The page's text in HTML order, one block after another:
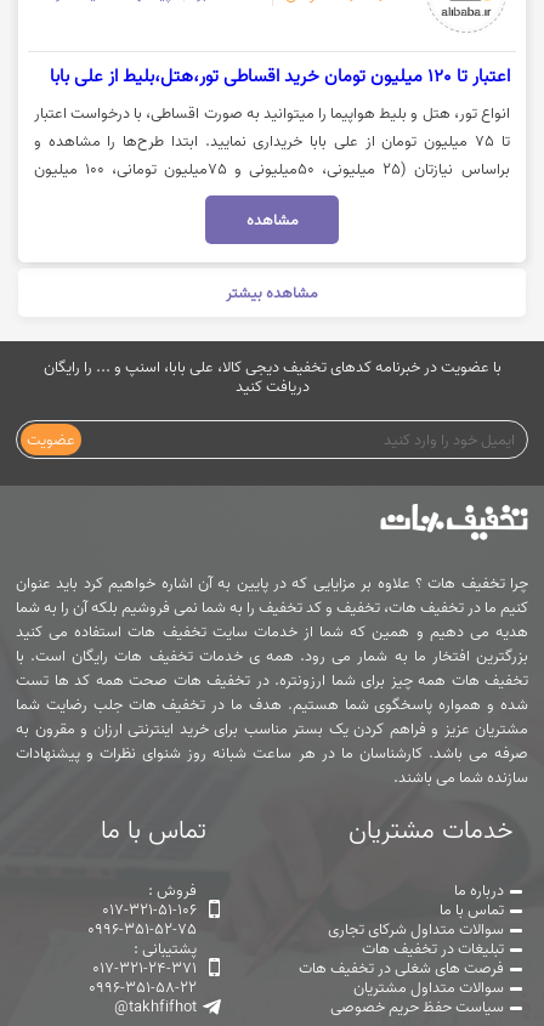
اعتبار تا 120 میلیون تومان خرید اقساطی تور،هتل،بلیط از علی بابا
انواع تور، هتل و بلیط هواپیما را میتوانید به صورت اقساطی، با درخواست اعتبار
تا 75 میلیون تومان از علی بابا خریداری نمایید. ابتدا طرح‌ها را مشاهده و
براساس نیازتان (25 میلیونی، 50میلیونی و 75میلیون تومانی، 100 میلیون
تومانی، 120 میلیون تومانی ) یکی از آنها را انتخاب کنید. اعتبارسنجی شما انجام
می‌شود و اعتبار بانکی حداکثر تا 3 روز بعد به حساب کاربری‌تان اضافه می‌شود.
صیادی بنفش این وام سفر را دریافت کنید. توجه داشته باشید که این اعتبار تنها
برای خرید از وب‌سایت علی بابا قابل‌ استفاده است. برای اطلاعات بیشتر خرید
اقساطی سفر از علی‌بابا روی گزینه "خرید کنید" کلیک نمایید.
مشاهده
مشاهده بیشتر
با عضویت در خبرنامه کدهای تخفیف دیجی کالا، علی بابا، اسنپ و ... را رایگان
دریافت کنید
عضویت
چرا تخفیف هات ؟ علاوه بر مزایایی که در پایین به آن اشاره خواهیم کرد باید عنوان
کنیم ما در تخفیف هات، تخفیف و کد تخفیف را به شما نمی فروشیم بلکه آن را به شما
هدیه می دهیم و همین که شما از خدمات سایت تخفیف هات استفاده می کنید
بزرگترین افتخار ما به شمار می رود. همه ی خدمات تخفیف هات رایگان است. با
تخفیف هات همه چیز برای شما ارزونتره. در تخفیف هات صحت همه کد ها تست
شده و همواره پاسخگوی شما هستیم. هدف ما در تخفیف هات جلب رضایت شما
مشتریان عزیز و فراهم کردن یک بستر مناسب برای خرید اینترنتی ارزان و مقرون به
صرفه می باشد. کارشناسان ما در هر ساعت شبانه روز شنوای نظرات و پیشنهادات
سازنده شما می باشند.
خدمات مشتریان
درباره ما
تماس با ما
سوالات متداول شرکای تجاری
تبلیغات در تخفیف هات
فرصت های شغلی در تخفیف هات
سوالات متداول مشتریان
سیاست حفظ حریم خصوصی
تماس با ما
فروش :
017-321-51-106
0996-351-52-75
پشتیبانی :
017-321-24-371
0996-351-58-22
@takhfifhot